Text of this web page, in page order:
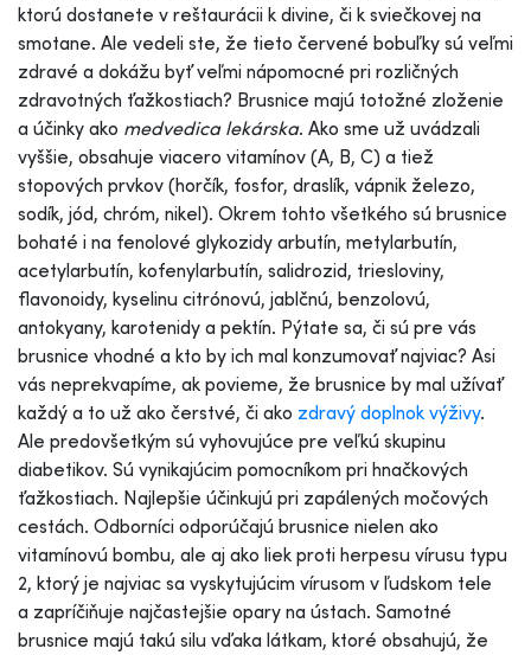
ktorú dostanete v reštaurácii k divine, či k sviečkovej na
smotane. Ale vedeli ste, že tieto červené bobuľky sú veľmi
zdravé a dokážu byť veľmi nápomocné pri rozličných
zdravotných ťažkostiach? Brusnice majú totožné zloženie
a účinky ako medvedica lekárska. Ako sme už uvádzali
vyššie, obsahuje viacero vitamínov (A, B, C) a tiež
stopových prvkov (horčík, fosfor, draslík, vápnik železo,
sodík, jód, chróm, nikel). Okrem tohto všetkého sú brusnice
bohaté i na fenolové glykozidy arbutín, metylarbutín,
acetylarbutín, kofenylarbutín, salidrozid, triesloviny,
flavonoidy, kyselinu citrónovú, jablčnú, benzolovú,
antokyany, karotenidy a pektín. Pýtate sa, či sú pre vás
brusnice vhodné a kto by ich mal konzumovať najviac? Asi
vás neprekvapíme, ak povieme, že brusnice by mal užívať
každý a to už ako čerstvé, či ako zdravý doplnok výživy.
Ale predovšetkým sú vyhovujúce pre veľkú skupinu
diabetikov. Sú vynikajúcim pomocníkom pri hnačkových
ťažkostiach. Najlepšie účinkujú pri zapálených močových
cestách. Odborníci odporúčajú brusnice nielen ako
vitamínovú bombu, ale aj ako liek proti herpesu vírusu typu
2, ktorý je najviac sa vyskytujúcim vírusom v ľudskom tele
a zapríčiňuje najčastejšie opary na ústach. Samotné
brusnice majú takú silu vďaka látkam, ktoré obsahujú, že